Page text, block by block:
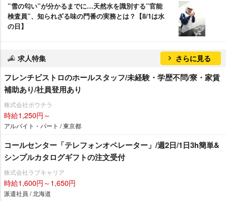
”雪の匂い”が分かるまでに…天然水を識別する”官能
検査員”、知られざる味の門番の実務とは？【8/1は水
の日】
求人特集 さらに見る
フレンチビストロのホールスタッフ/未経験・学歴不問/寮・家賃
補助あり/社員登用あり
株式会社ボウチラ
時給1,250円～
アルバイト・パート / 東京都
コールセンター「テレフォンオペレーター」/週2日/1日3h簡単&
シンプルカタログギフトの注文受付
株式会社ラブキャリア
時給1,600円～1,650円
派遣社員 / 北海道